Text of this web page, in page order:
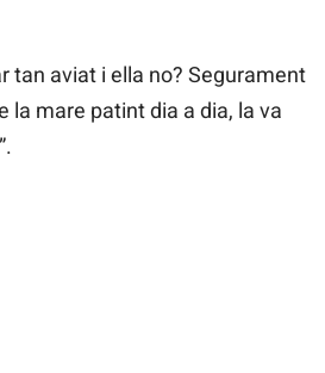
tan aviat i ella no? Segurament
la mare patint dia a dia, la va